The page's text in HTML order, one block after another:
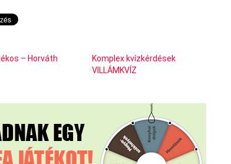
– Horváth
Komplex kvízkérdések
VILLÁMKVÍZ